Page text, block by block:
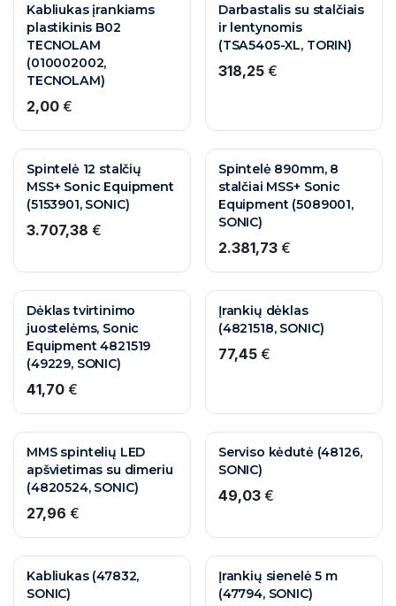
Kabliukas įrankiams
plastikinis B02
TECNOLAM
(010002002,
TECNOLAM)
2,00 €
Darbastalis su stalčiais
ir lentynomis
(TSA5405-XL, TORIN)
318,25€
10 M. GARANTIJA
Spintelė 12 stalčių
MSS+ Sonic Equipment
(5153901, SONIC)
3.707,38 €
10 M. GARANTIJA
Spintelė 890mm, 8
stalčiai MSS+ Sonic
Equipment (5089001,
SONIC)
2.381,73€
10 M. GARANTIJA
Dėklas tvirtinimo
juostelėms, Sonic
Equipment 4821519
(49229, SONIC)
41,70 €
10 M. GARANTIJA
Įrankių dėklas
(4821518, SONIC)
77,45€
10 M. GARANTIJA
MMS spintelių LED
apšvietimas su dimeriu
(4820524, SONIC)
27,96 €
10 M. GARANTIJA
Serviso kėdutė (48126,
SONIC)
49,03€
10 M. GARANTIJA
Kabliukas (47832,
SONIC)
10 M. GARANTIJA
Įrankių sienelė 5 m
(47794, SONIC)